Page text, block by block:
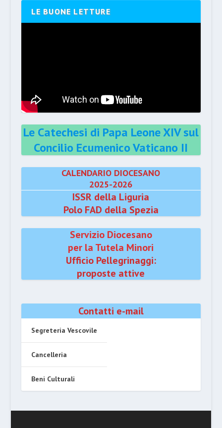
LE BUONE LETTURE
Le Catechesi di Papa Leone XIV sul
Concilio Ecumenico Vaticano II
CALENDARIO DIOCESANO
2025-2026
ISSR della Liguria
Polo FAD della Spezia
Servizio Diocesano
per la Tutela Minori
Ufficio Pellegrinaggi:
proposte attive
Contatti e-mail
Segreteria Vescovile
Cancelleria
Beni Culturali